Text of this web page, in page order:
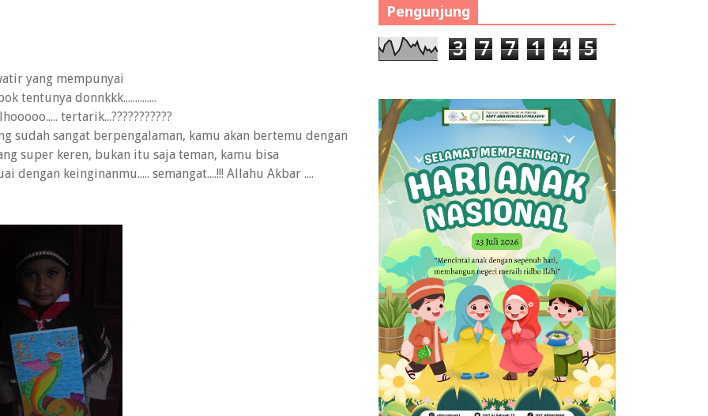
yang mempunyai
tentunya donnkkk..............
tertarik...???????????
sudah sangat berpengalaman, kamu akan bertemu dengan
super keren, bukan itu saja teman, kamu bisa
keinginanmu..... semangat....!!! Allahu Akbar ....
Pengunjung
3 7 7 1 4 5